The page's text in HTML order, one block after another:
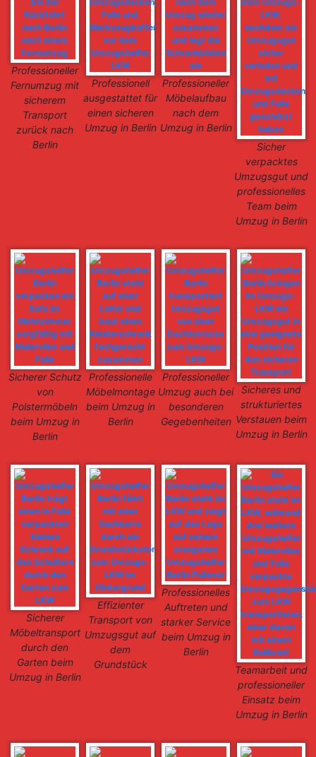
Professioneller
Fernumzug mit
sicherem
Transport
zurück nach
Berlin
Professionell
ausgestattet für
einen sicheren
Umzug in Berlin
Professioneller
Möbelaufbau
nach dem
Umzug in Berlin
Sicher
verpacktes
Umzugsgut und
professionelles
Team beim
Umzug in Berlin
Sicherer Schutz
von
Polstermöbeln
beim Umzug in
Berlin
Professionelle
Möbelmontage
beim Umzug in
Berlin
Professioneller
Umzug auch bei
besonderen
Gegebenheiten
Sicheres und
strukturiertes
Verstauen beim
Umzug in Berlin
Sicherer
Möbeltransport
durch den
Garten beim
Umzug in Berlin
Effizienter
Transport von
Umzugsgut auf
dem
Grundstück
Professionelles
Auftreten und
starker Service
beim Umzug in
Berlin
Teamarbeit und
professioneller
Einsatz beim
Umzug in Berlin